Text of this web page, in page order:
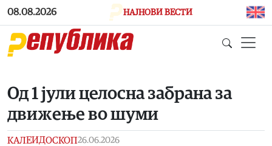
Skip to main content
08.08.2026 НАЈНОВИ ВЕСТИ
Од 1 јули целосна забрана за
движење во шуми
КАЛЕИДОСКОП26.06.2026